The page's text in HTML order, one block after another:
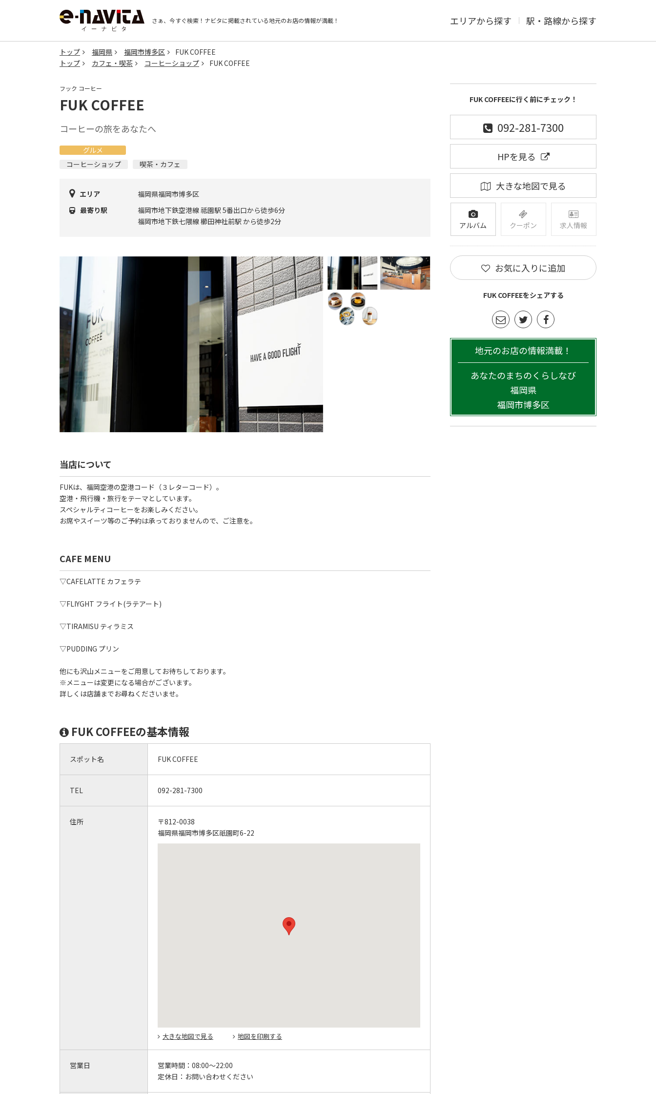
さぁ、今すぐ検索！ ナビタに掲載されている地元のお店の情報が満載！ エリアから探す 駅・路線から探す
トップ 福岡県 福岡市博多区
FUK COFFEE
トップ
カフェ・喫茶 コーヒーショップ FUK COFFEE
フック コーヒー
FUK COFFEE
コーヒーの旅をあなたへ
グルメ
コーヒーショップ
喫茶・カフェ
エリア
福岡県福岡市博多区
最寄り駅
福岡市地下鉄空港線 祗園駅 5番出口から徒歩6分
福岡市地下鉄七隈線 櫛田神社前駅 から徒歩2分
当店について
FUKは、福岡空港の空港コード（３レターコード）。
空港・飛行機・旅行をテーマとしています。
スペシャルティコーヒーをお楽しみください。
お席やスイーツ等のご予約は承っておりませんので、ご注意を。
CAFE MENU
▽CAFELATTE カフェラテ
▽FLIYGHT フライト(ラテアート)
▽TIRAMISU ティラミス
▽PUDDING プリン
他にも沢山メニューをご用意してお待ちしております。
※メニューは変更になる場合がございます。
詳しくは店舗までお尋ねくださいませ。
FUK COFFEEの基本情報
スポット名 FUK COFFEE
TEL 092-281-7300
住所
〒812-0038
福岡県福岡市博多区祇園町6-22
大きな地図で見る 地図を印刷する
営業日 営業時間： 08:00～22:00
定休日： お問い合わせください
FUK COFFEEに行く前にチェック！
092-281-7300
HPを見る
大きな地図で見る
アルバム クーポン 求人情報
お気に入りに追加
FUK COFFEEをシェアする
地元のお店の情報満載！
あなたのまちのくらしなび
福岡県
福岡市博多区